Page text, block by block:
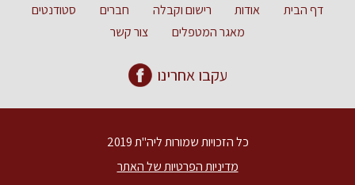
דף הבית אודות רישום וקבלה חברים
סטודנטים
מאגר המטפלים
צור קשר
עקבו אחרינו
כל הזכויות שמורות ליה"ת 2019
מדיניות הפרטיות של האתר